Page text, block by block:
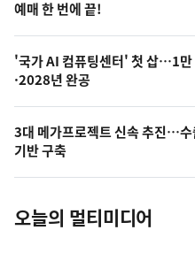
상
오
의
사
진
예매 한 번에 끝!
'국가 AI 컴퓨팅센터' 첫 삽…1
·2028년 완공
3대 메가프로젝트 신속 추진…수
기반 구축
오늘의 멀티미디어